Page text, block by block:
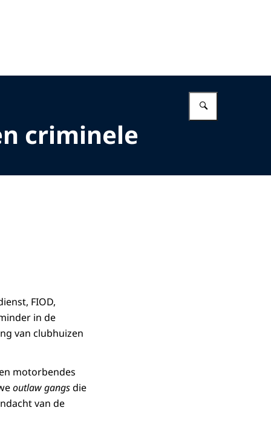
criminele
FIOD,
in de
van clubhuizen
motorbendes
outlaw gangsdie
van de